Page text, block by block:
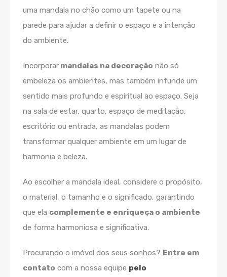
uma mandala no chão como um tapete ou na
parede para ajudar a definir o espaço e a intenção
do ambiente.
Incorporar mandalas na decoração não só
embeleza os ambientes, mas também infunde um
sentido mais profundo e espiritual ao espaço. Seja
na sala de estar, quarto, espaço de meditação,
escritório ou entrada, as mandalas podem
transformar qualquer ambiente em um lugar de
harmonia e beleza.
Ao escolher a mandala ideal, considere o propósito,
o material, o tamanho e o significado, garantindo
que ela complemente e enriqueça o ambiente
de forma harmoniosa e significativa.
Procurando o imóvel dos seus sonhos? Entre em
contato com a nossa equipe pelo